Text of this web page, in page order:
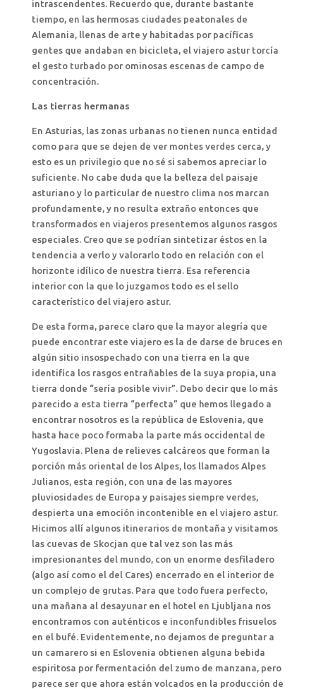
intrascendentes. Recuerdo que, durante bastante
tiempo, en las hermosas ciudades peatonales de
Alemania, llenas de arte y habitadas por pacíficas
gentes que andaban en bicicleta, el viajero astur torcía
el gesto turbado por ominosas escenas de campo de
concentración.
Las tierras hermanas
En Asturias, las zonas urbanas no tienen nunca entidad
como para que se dejen de ver montes verdes cerca, y
esto es un privilegio que no sé si sabemos apreciar lo
suficiente. No cabe duda que la belleza del paisaje
asturiano y lo particular de nuestro clima nos marcan
profundamente, y no resulta extraño entonces que
transformados en viajeros presentemos algunos rasgos
especiales. Creo que se podrían sintetizar éstos en la
tendencia a verlo y valorarlo todo en relación con el
horizonte idílico de nuestra tierra. Esa referencia
interior con la que lo juzgamos todo es el sello
característico del viajero astur.
De esta forma, parece claro que la mayor alegría que
puede encontrar este viajero es la de darse de bruces en
algún sitio insospechado con una tierra en la que
identifica los rasgos entrañables de la suya propia, una
tierra donde “sería posible vivir”. Debo decir que lo más
parecido a esta tierra “perfecta” que hemos llegado a
encontrar nosotros es la república de Eslovenia, que
hasta hace poco formaba la parte más occidental de
Yugoslavia. Plena de relieves calcáreos que forman la
porción más oriental de los Alpes, los llamados Alpes
Julianos, esta región, con una de las mayores
pluviosidades de Europa y paisajes siempre verdes,
despierta una emoción incontenible en el viajero astur.
Hicimos allí algunos itinerarios de montaña y visitamos
las cuevas de Skocjan que tal vez son las más
impresionantes del mundo, con un enorme desfiladero
(algo así como el del Cares) encerrado en el interior de
un complejo de grutas. Para que todo fuera perfecto,
una mañana al desayunar en el hotel en Ljubljana nos
encontramos con auténticos e inconfundibles frisuelos
en el bufé. Evidentemente, no dejamos de preguntar a
un camarero si en Eslovenia obtienen alguna bebida
espiritosa por fermentación del zumo de manzana, pero
parece ser que ahora están volcados en la producción de